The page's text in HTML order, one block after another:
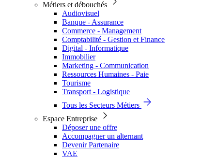
Métiers et débouchés
Audiovisuel
Banque - Assurance
Commerce - Management
Comptabilité - Gestion et Finance
Digital - Informatique
Immobilier
Marketing - Communication
Ressources Humaines - Paie
Tourisme
Transport - Logistique
Tous les Secteurs Métiers
Espace Entreprise
Déposer une offre
Accompagner un alternant
Devenir Partenaire
VAE